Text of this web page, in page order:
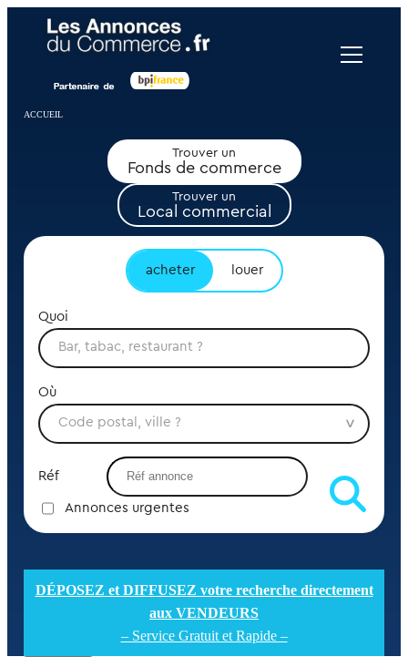
ACCUEIL
Trouver un
Fonds de commerce
Trouver un
Local commercial
acheter louer
Quoi
Où
Réf
Annonces urgentes
DÉPOSEZ et DIFFUSEZ votre recherche directement
aux VENDEURS
– Service Gratuit et Rapide –
Panneau de gestion des cookies